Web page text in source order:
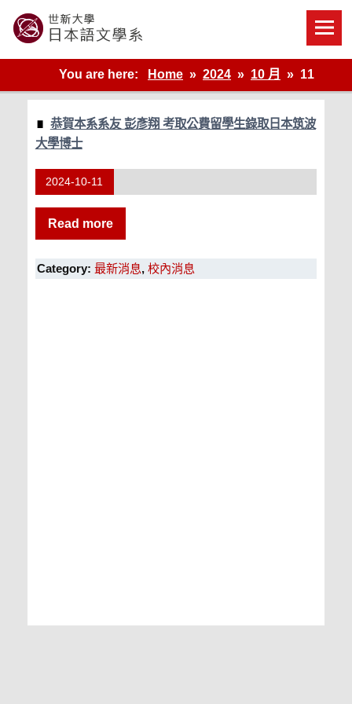
content
世新大學教學單位的網站
You are here:
Home 2024 10 月 11
恭賀本系系友 彭彥翔 考取公費留學生錄取日本筑波
大學博士
2024-10-11
Read more
Category: 最新消息, 校內消息